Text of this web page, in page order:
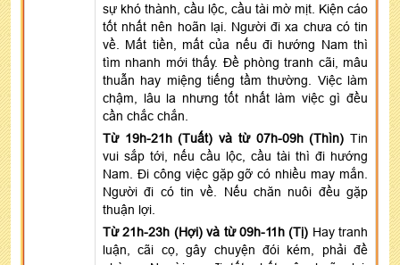
sự khó thành, cầu lộc, cầu tài mờ mịt. Kiện cáo
tốt nhất nên hoãn lại. Người đi xa chưa có tin
về. Mất tiền, mất của nếu đi hướng Nam thì
tìm nhanh mới thấy. Đề phòng tranh cãi, mâu
thuẫn hay miệng tiếng tầm thường. Việc làm
chậm, lâu la nhưng tốt nhất làm việc gì đều
cần chắc chắn.
Từ 19h-21h (Tuất) và từ 07h-09h (Thìn) Tin
vui sắp tới, nếu cầu lộc, cầu tài thì đi hướng
Nam. Đi công việc gặp gỡ có nhiều may mắn.
Người đi có tin về. Nếu chăn nuôi đều gặp
thuận lợi.
Từ 21h-23h (Hợi) và từ 09h-11h (Tị) Hay tranh
luận, cãi cọ, gây chuyện đói kém, phải đề